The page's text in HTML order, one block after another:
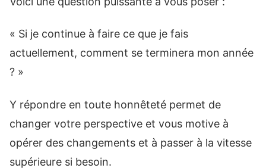
« Si je continue à faire ce que je fais
actuellement, comment se terminera mon année
? »
Y répondre en toute honnêteté permet de
changer votre perspective et vous motive à
opérer des changements et à passer à la vitesse
supérieure si besoin.